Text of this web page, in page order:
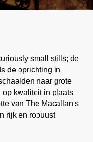
small stills; de
de oprichting in
naar grote
op kwaliteit in plaats
van The Macallan’s
rijk en robuust